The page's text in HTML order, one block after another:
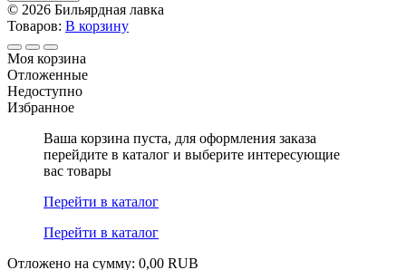
© 2026 Бильярдная лавка
Товаров: В корзину
Моя корзина
Отложенные
Недоступно
Избранное
Ваша корзина пуста, для оформления заказа
перейдите в каталог и выберите интересующие
вас товары
Перейти в каталог
Перейти в каталог
Отложено на сумму: 0,00 RUB